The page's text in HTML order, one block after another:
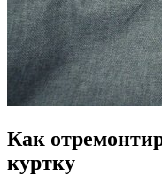
Как
куртку